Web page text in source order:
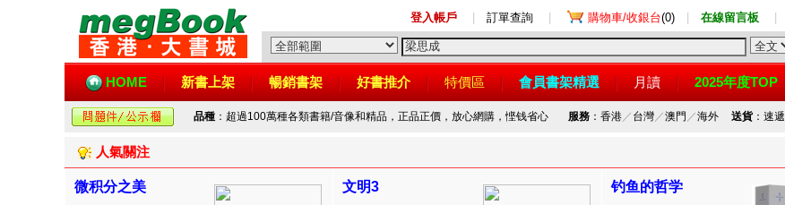
登入帳戶 訂單查詢 購物車/收銀台(0) 在線留言板
HOME 新書上架 暢銷書架 好書推介 特價區 會員書架精選 月讀 2025年度TOP
品種 ：超過100萬種各類書籍/音像和精品，正品正價，放心網購，悭钱省心 服務：香港／ 台灣／澳門 ／海外 送貨：速遞
人氣關注
微积分之美 文明3 钓鱼的哲学